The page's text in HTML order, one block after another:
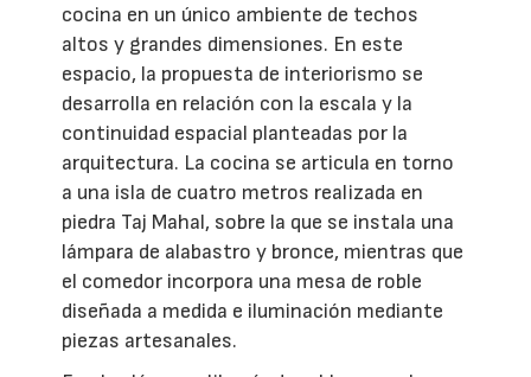
cocina en un único ambiente de techos
altos y grandes dimensiones. En este
espacio, la propuesta de interiorismo se
desarrolla en relación con la escala y la
continuidad espacial planteadas por la
arquitectura. La cocina se articula en torno
a una isla de cuatro metros realizada en
piedra Taj Mahal, sobre la que se instala una
lámpara de alabastro y bronce, mientras que
el comedor incorpora una mesa de roble
diseñada a medida e iluminación mediante
piezas artesanales.